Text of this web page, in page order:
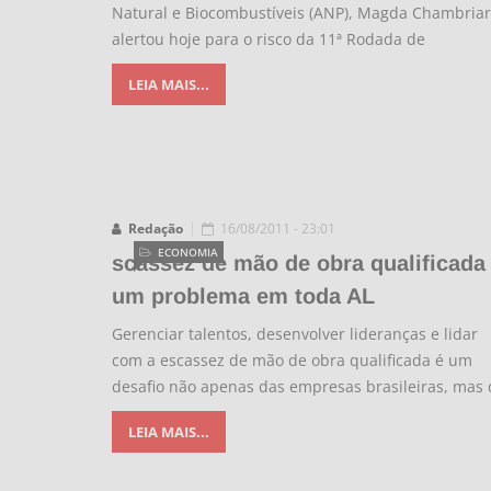
Natural e Biocombustíveis (ANP), Magda
alertou hoje para o risco da 11ª Rodada de
LEIA MAIS...
Redação
ECONOMIA
16/08/2011 - 23:01
scassez de mão de obra qualificada
um problema em toda AL
Gerenciar talentos, desenvolver lideranças e lidar
com a escassez de mão de obra qualificada é um
desafio não apenas das empresas brasileiras, mas
LEIA MAIS...